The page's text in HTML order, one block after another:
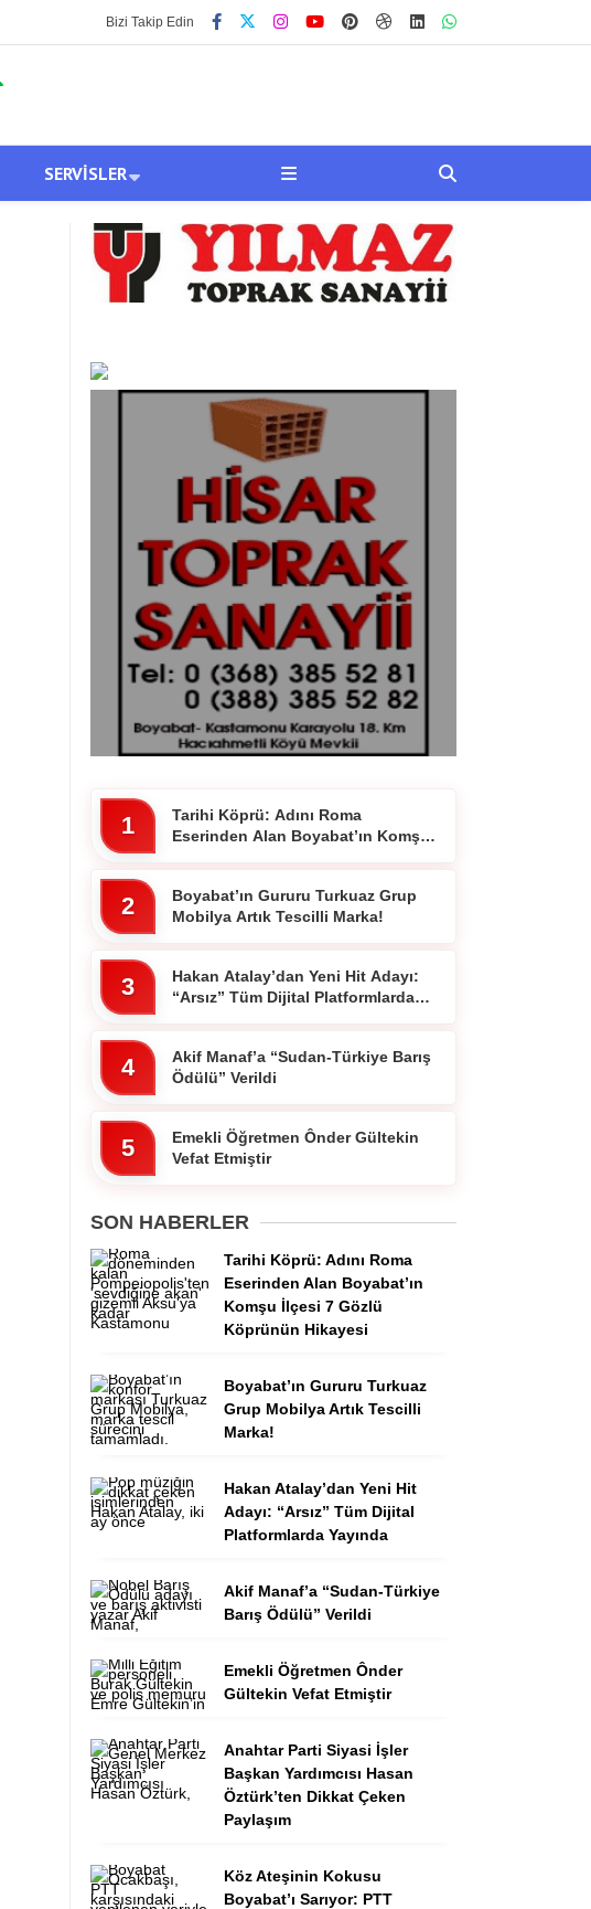
Bizi Takip Edin
SERVISLER
1
Tarihi Köprü: Adını Roma
Eserinden Alan Boyabat’ın Komşu
2
Boyabat’ın Gururu Turkuaz Grup
Mobilya Artık Tescilli Marka!
3
Hakan Atalay’dan Yeni Hit Adayı:
“Arsız” Tüm Dijital Platformlarda
4
Akif Manaf’a “Sudan-Türkiye Barış
Ödülü” Verildi
5
Emekli Öğretmen Ônder Gültekin
Vefat Etmiştir
SON HABERLER
Tarihi Köprü: Adını Roma
Eserinden Alan Boyabat’ın
Komşu İlçesi 7 Gözlü
Köprünün Hikayesi
Boyabat’ın Gururu Turkuaz
Grup Mobilya Artık Tescilli
Marka!
Hakan Atalay’dan Yeni Hit
Adayı: “Arsız” Tüm Dijital
Platformlarda Yayında
Akif Manaf’a “Sudan-Türkiye
Barış Ödülü” Verildi
Emekli Öğretmen Ônder
Gültekin Vefat Etmiştir
Anahtar Parti Siyasi İşler
Başkan Yardımcısı Hasan
Öztürk’ten Dikkat Çeken
Paylaşım
Köz Ateşinin Kokusu
Boyabat’ı Sarıyor: PTT